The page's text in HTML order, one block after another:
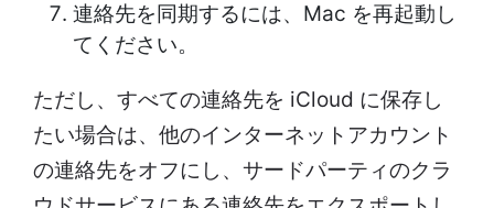
連絡先を同期するには、Mac を再起動し
てください。
ただし、すべての連絡先を iCloud に保存し
たい場合は、他のインターネットアカウント
の連絡先をオフにし、サードパーティのクラ